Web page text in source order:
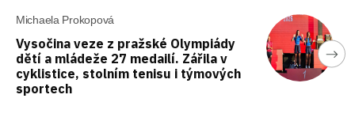
Michaela Prokopová
Vysočina veze z pražské Olympiády
dětí a mládeže 27 medailí. Zářila v
cyklistice, stolním tenisu i týmových
sportech